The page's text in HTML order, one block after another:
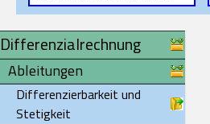
Differenzialrechnung
Ableitungen
Differenzierbarkeit und
Stetigkeit